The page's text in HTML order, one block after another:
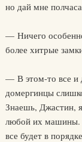
но дай мне
— Ничего
более хитрые
— В этом-то все
домергинцы
Знаешь, Джастин,
любой их машины.
все будет в